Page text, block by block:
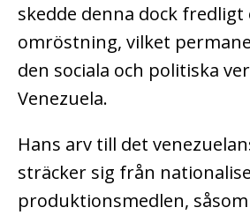
skedde denna dock fredligt
omröstning, vilket
den sociala och politiska
Venezuela.
Hans arv till det
sträcker sig från
produktionsmedlen, såsom